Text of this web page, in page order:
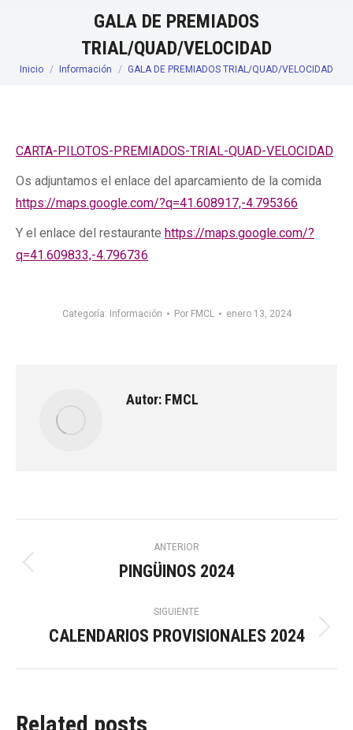
GALA DE PREMIADOS
TRIAL/QUAD/VELOCIDAD
Estás aquí:
Inicio Información GALA DE PREMIADOS TRIAL/QUAD/VELOCIDAD
CARTA-PILOTOS-PREMIADOS-TRIAL-QUAD-VELOCIDAD
Os adjuntamos el enlace del aparcamiento de la comida
https://maps.google.com/?q=41.608917,-4.795366
Y el enlace del restaurante https://maps.google.com/?
q=41.609833,-4.796736
Categoría: Información Por FMCL enero 13, 2024
Autor: FMCL
Navegación
publicaciones
ANTERIOR
Publicación
PINGÜINOS 2024
SIGUIENTE
Publicación
CALENDARIOS PROVISIONALES 2024
Related posts